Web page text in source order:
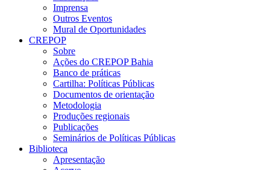
Imprensa
Outros Eventos
Mural de Oportunidades
CREPOP
Sobre
Ações do CREPOP Bahia
Banco de práticas
Cartilha: Políticas Públicas
Documentos de orientação
Metodologia
Produções regionais
Publicações
Seminários de Políticas Públicas
Biblioteca
Apresentação